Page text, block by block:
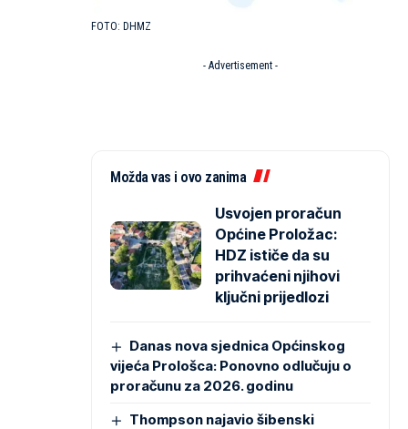
DHMZ
- Advertisement -
Možda vas i ovo zanima
Usvojen proračun
Općine Proložac:
HDZ ističe da su
prihvaćeni njihovi
ključni prijedlozi
Danas nova sjednica Općinskog
vijeća Prološca: Ponovno odlučuju o
proračunu za 2026. godinu
Thompson najavio šibenski